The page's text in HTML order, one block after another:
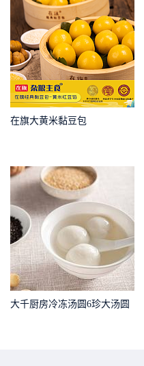
在旗大黄米黏豆包
大千厨房冷冻汤圆6珍大汤圆